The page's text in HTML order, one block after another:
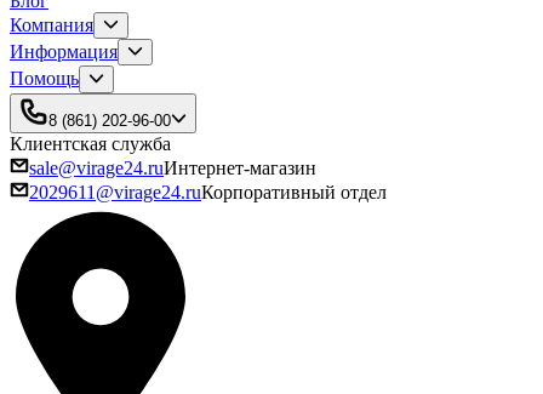
Компания
Информация
Помощь
8 (861) 202-96-00
Клиентская служба
sale@virage24.ruИнтернет-магазин
2029611@virage24.ruКорпоративный отдел